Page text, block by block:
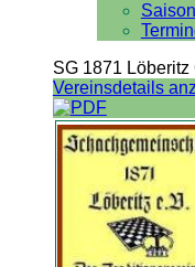
SG 1871
Vereinsdetails